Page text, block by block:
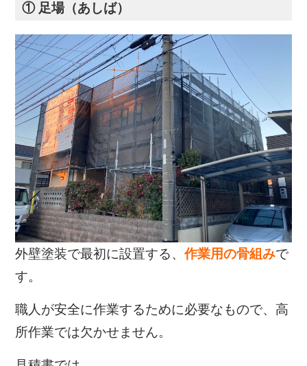
① 足場（あしば）
外壁塗装で最初に設置する、作業用の骨組みで
す。
職人が安全に作業するために必要なもので、高
所作業では欠かせません。